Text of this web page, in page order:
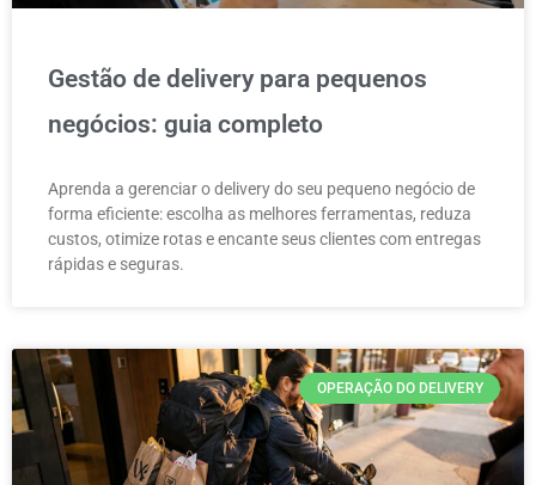
Gestão de delivery para pequenos
negócios: guia completo
Aprenda a gerenciar o delivery do seu pequeno negócio de
forma eficiente: escolha as melhores ferramentas, reduza
custos, otimize rotas e encante seus clientes com entregas
rápidas e seguras.
OPERAÇÃO DO DELIVERY